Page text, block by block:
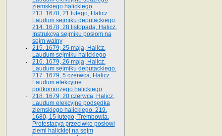
ziemskiego halickiego
213. 1678, 21 lutego, Halicz.
Laudum sejmiku deputackiego.
214. 1678, 28 listopada, Halicz.
Instrukcya sejmiku posłom na
sejm walny
215. 1679, 25 maja, Halicz.
Laudum sejmiku halickiego
216. 1679, 26 maja, Halicz.
Laudum sejmiku deputackiego.
217. 1679, 5 czerwca, Halicz.
Laudum elekcyjne
podkomorzego halickiego
218. 1679, 20 czerwca, Halicz.
Laudum elekcyjne podsędka
ziemskiego halickiego. 219.
1680, 15 lutego, Trembowla.
Protestacya przeciwko posłowi
ziemi halickiej na sejm